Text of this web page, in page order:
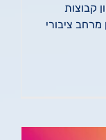
קבוצות
ציבורי